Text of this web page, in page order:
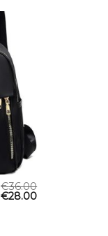
€36.00
€28.00